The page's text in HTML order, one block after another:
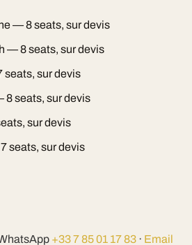
— 8 seats, sur devis
— 8 seats, sur devis
seats, sur devis
seats, sur devis
sur devis
seats, sur devis
+33 7 85 01 17 83· Email